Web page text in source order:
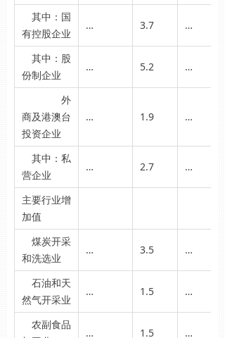
其中：国
有控股企业
… 3.7 …
其中：股
份制企业
… 5.2 …
外
商及港澳台
投资企业
… 1.9 …
其中：私
营企业
… 2.7 …
主要行业增
加值
煤炭开采
和洗选业
… 3.5 …
石油和天
然气开采业
… 1.5 …
农副食品
… 1.5 …